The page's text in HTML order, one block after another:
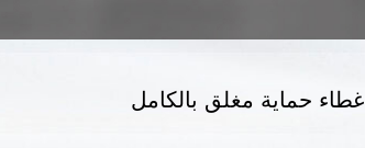
غطاء حماية مغلق بالكامل